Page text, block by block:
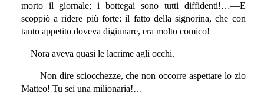
morto il giornale; i bottegai sono tutti diffidenti!…—E
scoppiò a ridere più forte: il fatto della signorina, che con
tanto appetito doveva digiunare, era molto comico!
Nora aveva quasi le lacrime agli occhi.
—Non dire sciocchezze, che non occorre aspettare lo zio
Matteo! Tu sei una milionaria!…